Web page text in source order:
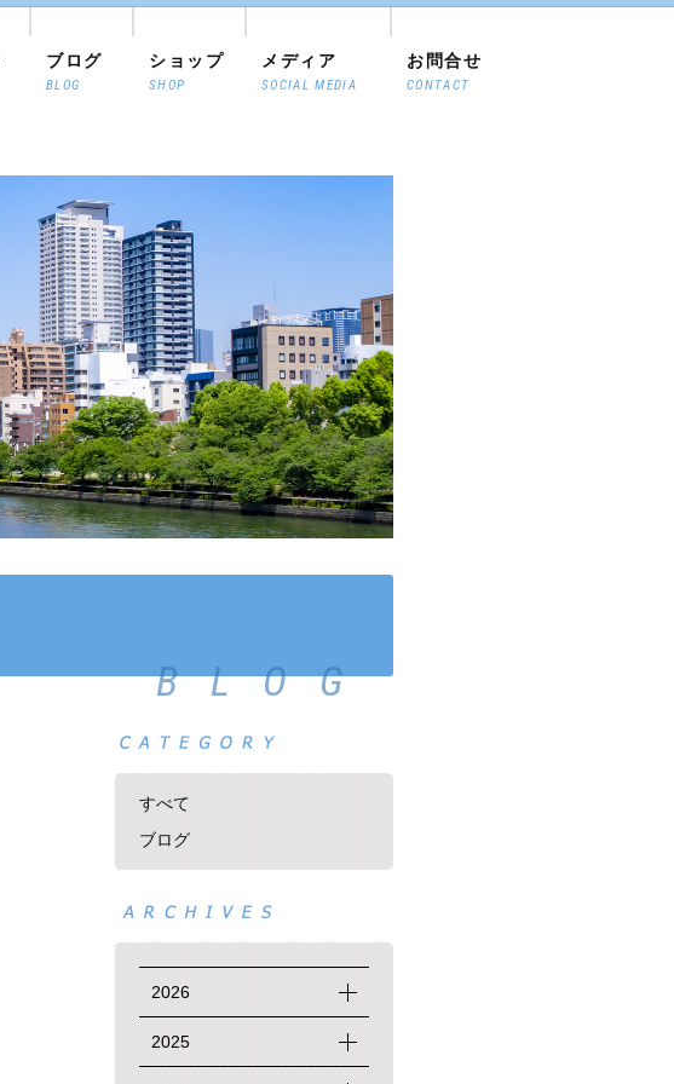
ブログ
BLOG
ショップ
SHOP
メディア
SOCIAL MEDIA
お問合せ
CONTACT
BLOG
すべて
ブログ
2026
2025